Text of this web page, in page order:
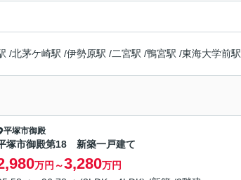
/北茅ケ崎駅 /伊勢原駅 /二宮駅 /鴨宮駅 /東海大学前駅
平塚市御殿
塚市御殿第18 新築一戸建て
万円～3,280万円